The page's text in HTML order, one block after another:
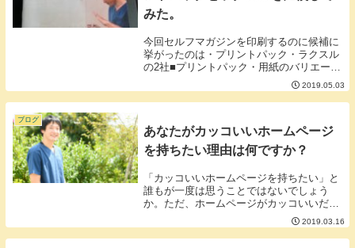
みた。
今回セルフマガジンを印刷するのに候補に
挙がったのは・プリントパック・ラクスル
の2社■プリントパック・用紙のバリエーシ
ョンが多い・自社工場にて印刷・紙の供給
が不安定（2018年4月）・データを送って
から印刷までがスマート・料金表が税込み
2019.05.03
ブログ
あなたがカッコいいホームページ
を持ちたい理由は何ですか？
「カッコいいホームページを持ちたい」と
誰もが一度は思うことではないでしょう
か。ただ、ホームページがカッコいいだけ
であなたは本当に満足するのでしょうか。
確かにカッコいいホームページは目を惹か
れるものですがそのホームページがしっか
2019.03.16